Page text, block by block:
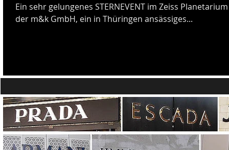
Ein sehr gelungenes STERNEVENT im Zeiss
der m&k GmbH, ein in Thüringen ansässiges...